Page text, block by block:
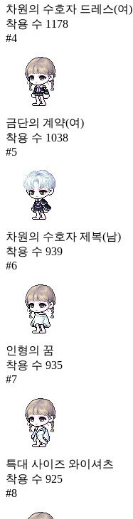
차원의 수호자 드레스(여)
착용 수 1178
#4
금단의 계약(여)
착용 수 1038
#5
차원의 수호자 제복(남)
착용 수 939
#6
인형의 꿈
착용 수 935
#7
특대 사이즈 와이셔츠
착용 수 925
#8